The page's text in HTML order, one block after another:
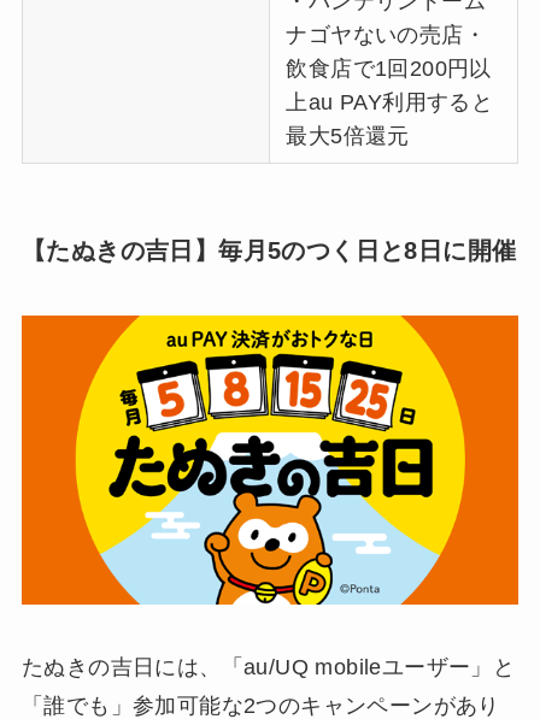
ナゴヤないの売店・
飲食店で1回200円以
上au PAY利用すると
最大5倍還元
【たぬきの吉日】毎月5のつく日と8日に開催
たぬきの吉日には、「au/UQ mobileユーザー」と
「誰でも」参加可能な2つのキャンペーンがあり